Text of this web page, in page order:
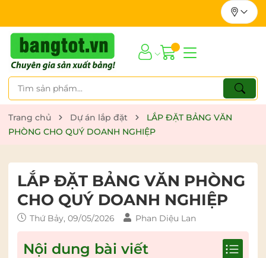
Trang chủ Dự án lắp đặt
LẮP ĐẶT BẢNG VĂN
PHÒNG CHO QUÝ DOANH NGHIỆP
LẮP ĐẶT BẢNG VĂN PHÒNG
CHO QUÝ DOANH NGHIỆP
Thứ Bảy, 09/05/2026 Phan Diệu Lan
Nội dung bài viết